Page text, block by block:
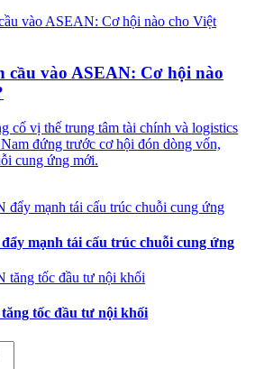
cầu vào ASEAN: Cơ hội nào
cố vị thế trung tâm tài chính và logistics
đứng trước cơ hội đón dòng vốn,
cung ứng mới.
mạnh tái cấu trúc chuỗi cung ứng
tốc đầu tư nội khối